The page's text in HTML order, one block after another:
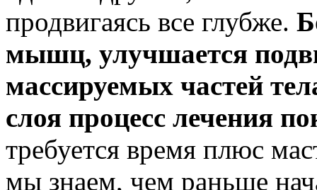
продвигаясь все глубже.
мышц, улучшается
массируемых частей
слоя процесс лечения
требуется время плюс
мы знаем, чем раньше